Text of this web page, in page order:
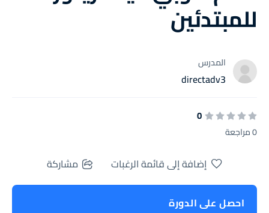
للمبتدئين
المدرس
directadv3
0
0 مراجعة
إضافة إلى قائمة الرغبات مشاركة
احصل على الدورة